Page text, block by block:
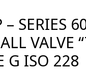
SERIES
VALVE
G ISO 228